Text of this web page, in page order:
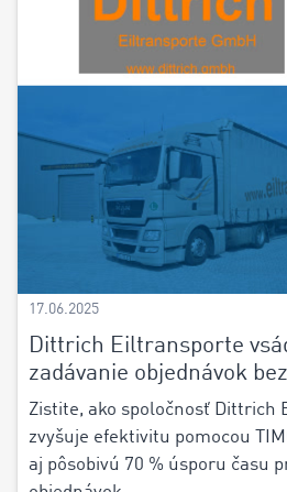
17.06.2025
Dittrich Eiltransporte
zadávanie objednávok
Zistite, ako spoločnosť Dittrich
zvyšuje efektivitu pomocou
aj pôsobivú 70 % úsporu času